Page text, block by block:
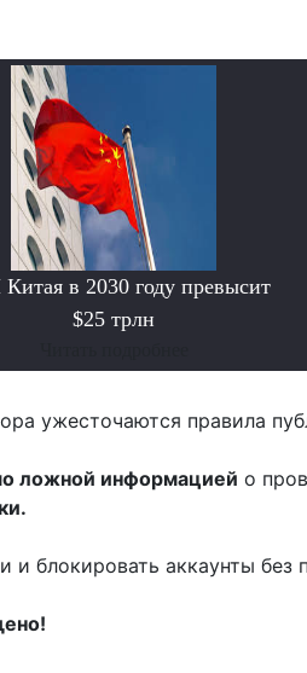
в 2030 году превысит
$25 трлн
ужесточаются правила
ложной информацией о
блокировать аккаунты без